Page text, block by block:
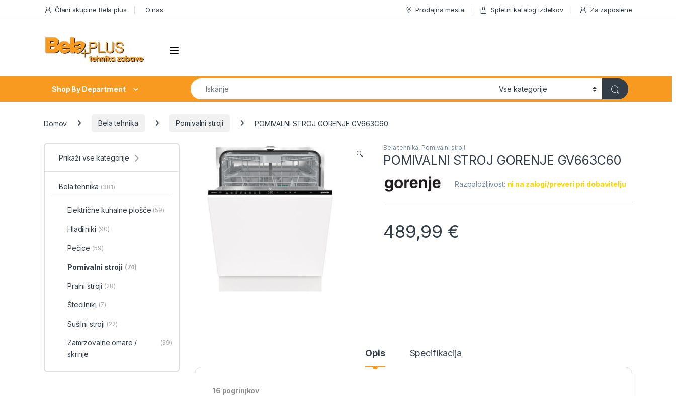
Skip to navigation
Skip to content Člani skupine Bela plus O nas Prodajna mesta Spletni katalog izdelkov Za zaposlene
Shop By Department
Search for:
Domov Bela tehnika Pomivalni stroji POMIVALNI STROJ GORENJE GV663C60
🔍
Bela tehnika, Pomivalni stroji
POMIVALNI STROJ GORENJE GV663C60
Razpoložljivost: ni na zalogi/preveri pri dobavitelju
489,99 €
Opis Specifikacija
16 pogrinjkov
Prikaži vse kategorije
Bela tehnika (381)
Električne kuhalne plošče (59)
Hladilniki (90)
Pečice (59)
Pomivalni stroji (74)
Pralni stroji (28)
Štedilniki (7)
Sušilni stroji (22)
Zamrzovalne omare /
skrinje
(39)